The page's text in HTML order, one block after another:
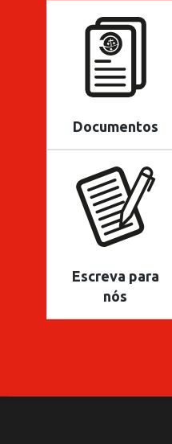
Documentos
Escreva para
nós